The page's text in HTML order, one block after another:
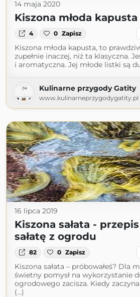
14 maja 2020
Kiszona młoda
4 0 Zapisz
Kiszona młoda kapusta, to
zupełnie inaczej, niż ta klasyczna.
i aromatyczna. Jej młode listki są
Kulinarne przygody Gatity
www.kulinarneprzygodygatity.pl
16 lipca 2019
Kiszona sałata -
sałatę z ogrodu
82 0 Zapisz
Kiszona sałata – próbowałeś? Dla
świetny pomysł na wykorzystanie
ogrodowego zacisza. Kiedy
(...)